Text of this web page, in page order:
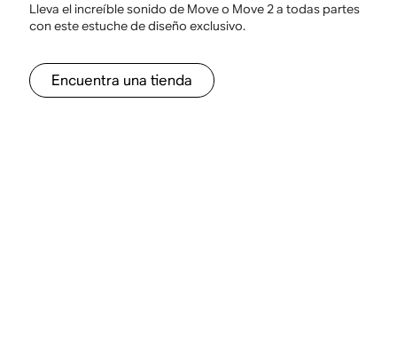
Lleva el increíble sonido de Move o Move 2 a todas partes
con este estuche de diseño exclusivo.
Encuentra una tienda